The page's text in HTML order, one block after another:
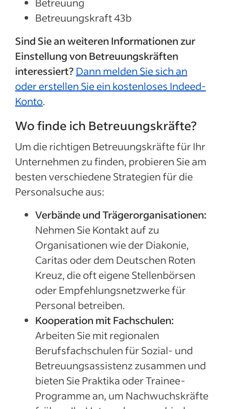
Betreuungskraft 43b
Sind Sie an weiteren Informationen zur
Einstellung von Betreuungskräften
interessiert? Dann melden Sie sich an
oder erstellen Sie ein kostenloses Indeed-
Konto.
Wo finde ich Betreuungskräfte?
Um die richtigen Betreuungskräfte für Ihr
Unternehmen zu finden, probieren Sie am
besten verschiedene Strategien für die
Personalsuche aus:
Verbände und Trägerorganisationen:
Nehmen Sie Kontakt auf zu
Organisationen wie der Diakonie,
Caritas oder dem Deutschen Roten
Kreuz, die oft eigene Stellenbörsen
oder Empfehlungsnetzwerke für
Personal betreiben.
Kooperation mit Fachschulen:
Arbeiten Sie mit regionalen
Berufsfachschulen für Sozial- und
Betreuungsassistenz zusammen und
bieten Sie Praktika oder Trainee-
Programme an, um Nachwuchskräfte